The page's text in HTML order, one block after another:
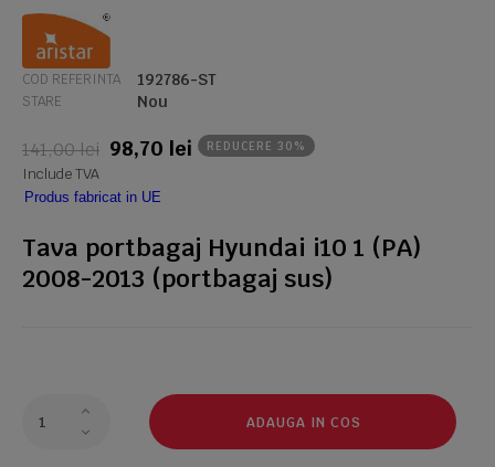
COD REFERINTA 192786-ST
STARE Nou
141,00 lei 98,70 lei REDUCERE 30%
Include TVA
Produs fabricat in UE
Tava portbagaj Hyundai i10 1 (PA)
2008-2013 (portbagaj sus)
ADAUGA IN COS